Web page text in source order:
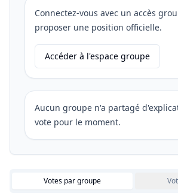
Connectez-vous avec un accès
proposer une position officielle.
Accéder à l'espace groupe
Aucun groupe n'a partagé
vote pour le moment.
Votes par groupe